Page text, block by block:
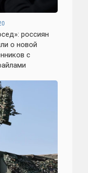
россиян
о новой
с